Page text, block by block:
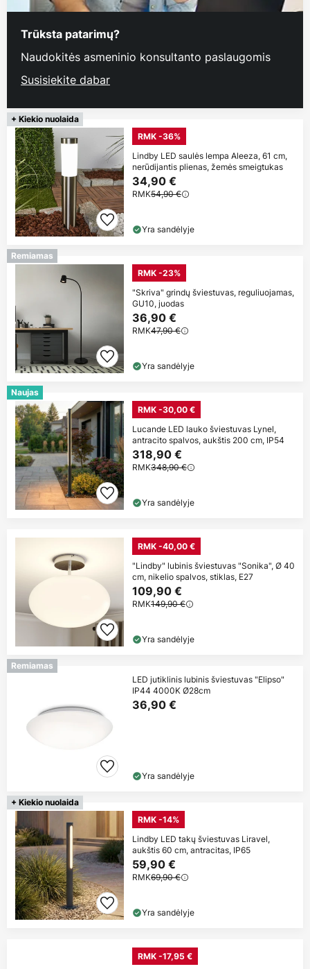
Trūksta patarimų?
Naudokitės asmeninio konsultanto paslaugomis
Susisiekite dabar
+ Kiekio nuolaida
RMK -36%
Lindby LED saulės lempa Aleeza, 61 cm,
nerūdijantis plienas, žemės smeigtukas
34,90 €
RMK54,90 €
Yra sandėlyje
Remiamas
RMK -23%
"Skriva" grindų šviestuvas, reguliuojamas,
GU10, juodas
36,90 €
RMK47,90 €
Yra sandėlyje
Naujas
RMK -30,00 €
Lucande LED lauko šviestuvas Lynel,
antracito spalvos, aukštis 200 cm, IP54
318,90 €
RMK348,90 €
Yra sandėlyje
RMK -40,00 €
"Lindby" lubinis šviestuvas "Sonika", Ø 40
cm, nikelio spalvos, stiklas, E27
109,90 €
RMK149,90 €
Yra sandėlyje
Remiamas
LED jutiklinis lubinis šviestuvas "Elipso"
IP44 4000K Ø28cm
36,90 €
Yra sandėlyje
+ Kiekio nuolaida
RMK -14%
Lindby LED takų šviestuvas Liravel,
aukštis 60 cm, antracitas, IP65
59,90 €
RMK69,90 €
Yra sandėlyje
RMK -17,95 €